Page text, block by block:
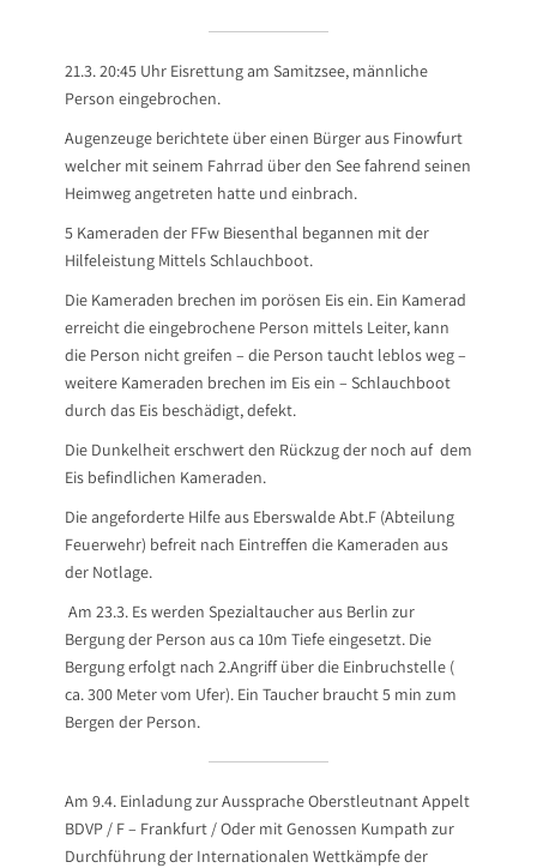
21.3. 20:45 Uhr Eisrettung am Samitzsee, männliche
Person eingebrochen.
Augenzeuge berichtete über einen Bürger aus Finowfurt
welcher mit seinem Fahrrad über den See fahrend seinen
Heimweg angetreten hatte und einbrach.
5 Kameraden der FFw Biesenthal begannen mit der
Hilfeleistung Mittels Schlauchboot.
Die Kameraden brechen im porösen Eis ein. Ein Kamerad
erreicht die eingebrochene Person mittels Leiter, kann
die Person nicht greifen – die Person taucht leblos weg –
weitere Kameraden brechen im Eis ein – Schlauchboot
durch das Eis beschädigt, defekt.
Die Dunkelheit erschwert den Rückzug der noch auf dem
Eis befindlichen Kameraden.
Die angeforderte Hilfe aus Eberswalde Abt.F (Abteilung
Feuerwehr) befreit nach Eintreffen die Kameraden aus
der Notlage.
Am 23.3. Es werden Spezialtaucher aus Berlin zur
Bergung der Person aus ca 10m Tiefe eingesetzt. Die
Bergung erfolgt nach 2.Angriff über die Einbruchstelle (
ca. 300 Meter vom Ufer). Ein Taucher braucht 5 min zum
Bergen der Person.
Am 9.4. Einladung zur Aussprache Oberstleutnant Appelt
BDVP / F – Frankfurt / Oder mit Genossen Kumpath zur
Durchführung der Internationalen Wettkämpfe der